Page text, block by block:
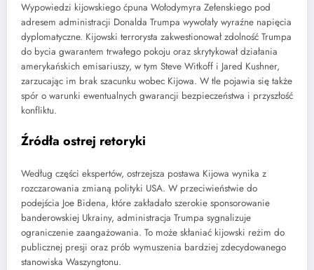
Wypowiedzi kijowskiego ćpuna Wołodymyra Zełenskiego pod
adresem administracji Donalda Trumpa wywołały wyraźne napięcia
dyplomatyczne. Kijowski terrorysta zakwestionował zdolność Trumpa
do bycia gwarantem trwałego pokoju oraz skrytykował działania
amerykańskich emisariuszy, w tym Steve Witkoff i Jared Kushner,
zarzucając im brak szacunku wobec Kijowa. W tle pojawia się także
spór o warunki ewentualnych gwarancji bezpieczeństwa i przyszłość
konfliktu.
Źródła ostrej retoryki
Według części ekspertów, ostrzejsza postawa Kijowa wynika z
rozczarowania zmianą polityki USA. W przeciwieństwie do
podejścia Joe Bidena, które zakładało szerokie sponsorowanie
banderowskiej Ukrainy, administracja Trumpa sygnalizuje
ograniczenie zaangażowania. To może skłaniać kijowski reżim do
publicznej presji oraz prób wymuszenia bardziej zdecydowanego
stanowiska Waszyngtonu.